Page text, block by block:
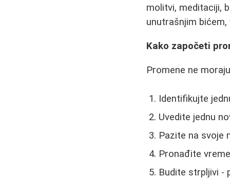
molitvi, meditaciji,
unutrašnjim
Kako započeti
Promene ne
Identifikujte
Uvedite jednu
Pazite na svoje
Pronađite
Budite strpljivi -